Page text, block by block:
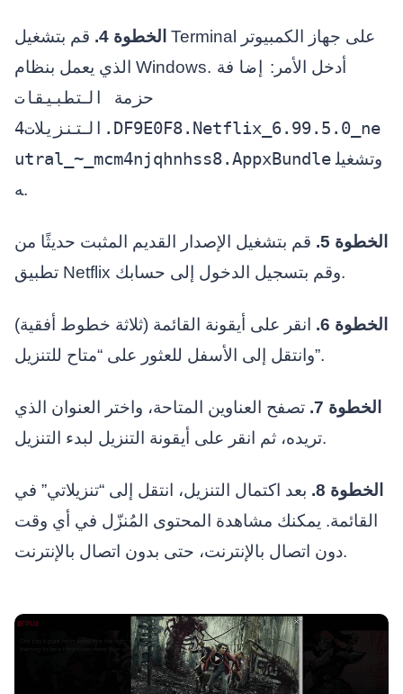
الخطوة 4.
قم بتشغيل Terminal على جهاز الكمبيوتر
الذي يعمل بنظام Windows. أدخل الأمر: إضافة
حزمة التطبيقات
.التنزيلات4DF9E0F8.Netflix_6.99.5.0_ne
utral_~_mcm4njqhnhss8.AppxBundleوتشغيل
ه.
الخطوة 5.
قم بتشغيل الإصدار القديم المثبت حديثًا من
تطبيق Netflix وقم بتسجيل الدخول إلى حسابك.
الخطوة 6.
انقر على أيقونة القائمة (ثلاثة خطوط أفقية)
وانتقل إلى الأسفل للعثور على “متاح للتنزيل”.
الخطوة 7.
تصفح العناوين المتاحة، واختر العنوان الذي
تريده، ثم انقر على أيقونة التنزيل لبدء التنزيل.
الخطوة 8.
بعد اكتمال التنزيل، انتقل إلى “تنزيلاتي” في
القائمة. يمكنك مشاهدة المحتوى المُنزّل في أي وقت
دون اتصال بالإنترنت، حتى بدون اتصال بالإنترنت.